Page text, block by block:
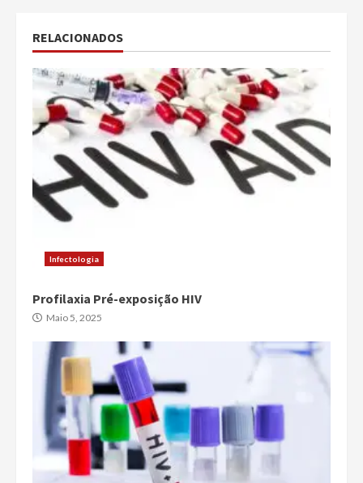
RELACIONADOS
Infectologia
Profilaxia Pré-exposição HIV
Maio 5, 2025